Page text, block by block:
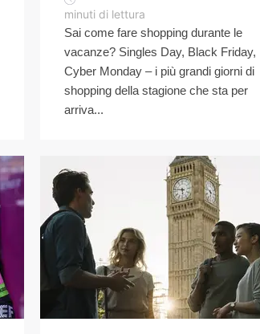
minuti di lettura
Sai come fare shopping durante le
vacanze? Singles Day, Black Friday,
Cyber Monday – i più grandi giorni di
shopping della stagione che sta per
arriva...